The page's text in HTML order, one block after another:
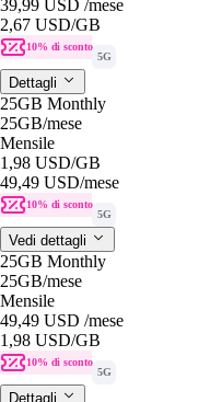
39,99 USD /mese
2,67 USD/GB
10% di sconto
5G
Dettagli
25GB Monthly
25GB/mese
Mensile
1,98 USD/GB
49,49 USD/mese
10% di sconto
5G
Vedi dettagli
25GB Monthly
25GB/mese
Mensile
49,49 USD /mese
1,98 USD/GB
10% di sconto
5G
Dettagli